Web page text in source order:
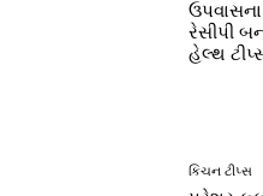
ઉપવાસના
રેસીપી
હેલ્થ
કિચન ટીપ્સ